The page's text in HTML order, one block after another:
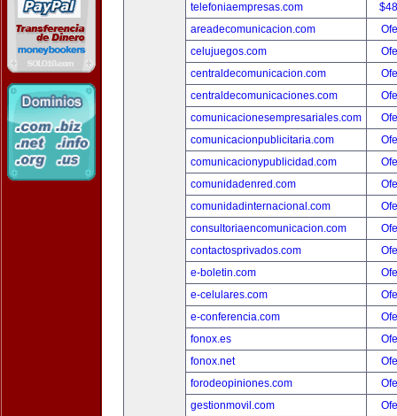
telefoniaempresas.com
areadecomunicacion.com
celujuegos.com
centraldecomunicacion.com
centraldecomunicaciones.com
comunicacionesempresariales.com
comunicacionpublicitaria.com
comunicacionypublicidad.com
comunidadenred.com
comunidadinternacional.com
consultoriaencomunicacion.com
contactosprivados.com
e-boletin.com
e-celulares.com
e-conferencia.com
fonox.es
fonox.net
forodeopiniones.com
gestionmovil.com